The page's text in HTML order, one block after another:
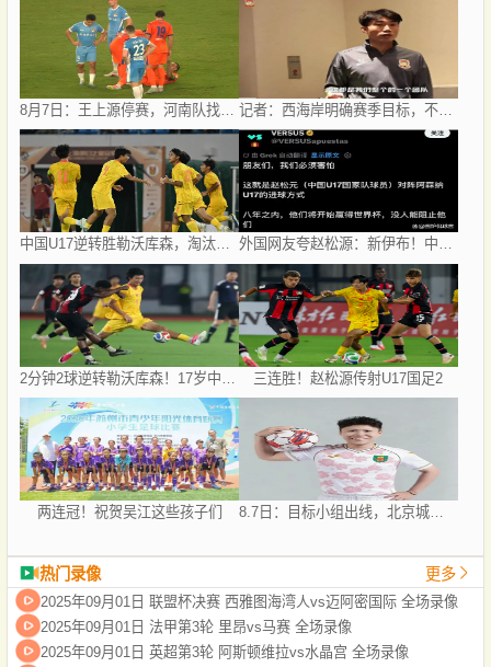
8月7日：王上源停赛，河南队找点球不灵了，马拉尼昂不会射门，郑智剑指亚冠名额 记者：西海岸明确赛季目标，不排斥争夺2027
中国U17逆转胜勒沃库森，淘汰赛对阵揭晓：国足将战河床，上海迎战阿森纳 外国网友夸赵松源：新伊布！中国足球要起飞了，8年内冲世界杯
三连胜！赵松源传射U17国足2
两连冠！祝贺吴江这些孩子们 8.7日：目标小组出线，北京城建女足盼把亚冠比赛带回北京
热门录像 更多
2025年09月01日 联盟杯决赛 西雅图海湾人vs迈阿密国际 全场录像
2025年09月01日 法甲第3轮 里昂vs马赛 全场录像
2025年09月01日 英超第3轮 阿斯顿维拉vs水晶宫 全场录像